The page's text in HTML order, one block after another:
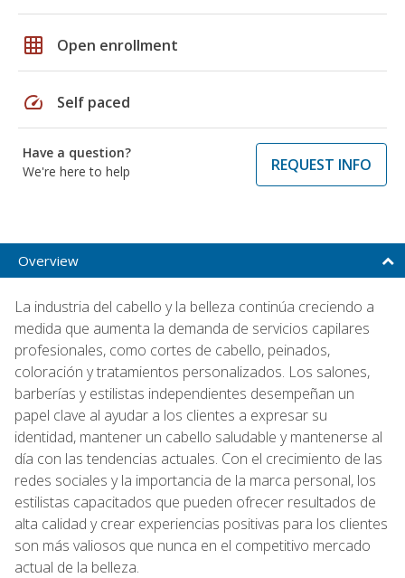
grid_on Open enrollment
speed Self paced
Have a question?
We're here to help
REQUEST INFO
Overview
La industria del cabello y la belleza continúa creciendo a
medida que aumenta la demanda de servicios capilares
profesionales, como cortes de cabello, peinados,
coloración y tratamientos personalizados. Los salones,
barberías y estilistas independientes desempeñan un
papel clave al ayudar a los clientes a expresar su
identidad, mantener un cabello saludable y mantenerse al
día con las tendencias actuales. Con el crecimiento de las
redes sociales y la importancia de la marca personal, los
estilistas capacitados que pueden ofrecer resultados de
alta calidad y crear experiencias positivas para los clientes
son más valiosos que nunca en el competitivo mercado
actual de la belleza.